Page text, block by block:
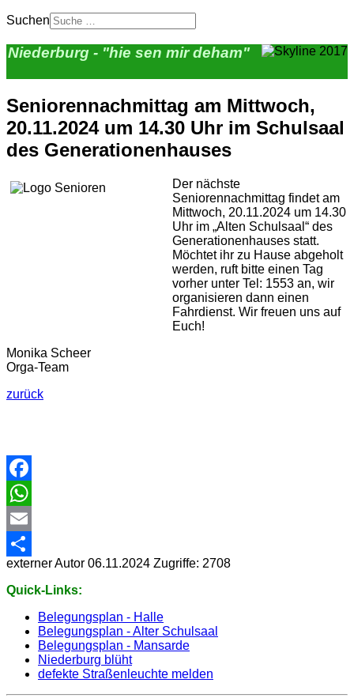
Suchen
Niederburg - "hie sen mir deham"
Seniorennachmittag am Mittwoch,
20.11.2024 um 14.30 Uhr im Schulsaal
des Generationenhauses
Der nächste
Seniorennachmittag findet am
Mittwoch, 20.11.2024 um 14.30
Uhr im „Alten Schulsaal“ des
Generationenhauses statt.
Möchtet ihr zu Hause abgeholt
werden, ruft bitte einen Tag
vorher unter Tel: 1553 an, wir
organisieren dann einen
Fahrdienst. Wir freuen uns auf
Euch!
Monika Scheer
Orga-Team
zurück
Facebook
WhatsApp
Email
Share
externer Autor 06.11.2024 Zugriffe: 2708
Quick-Links:
Belegungsplan - Halle
Belegungsplan - Alter Schulsaal
Belegungsplan - Mansarde
Niederburg blüht
defekte Straßenleuchte melden